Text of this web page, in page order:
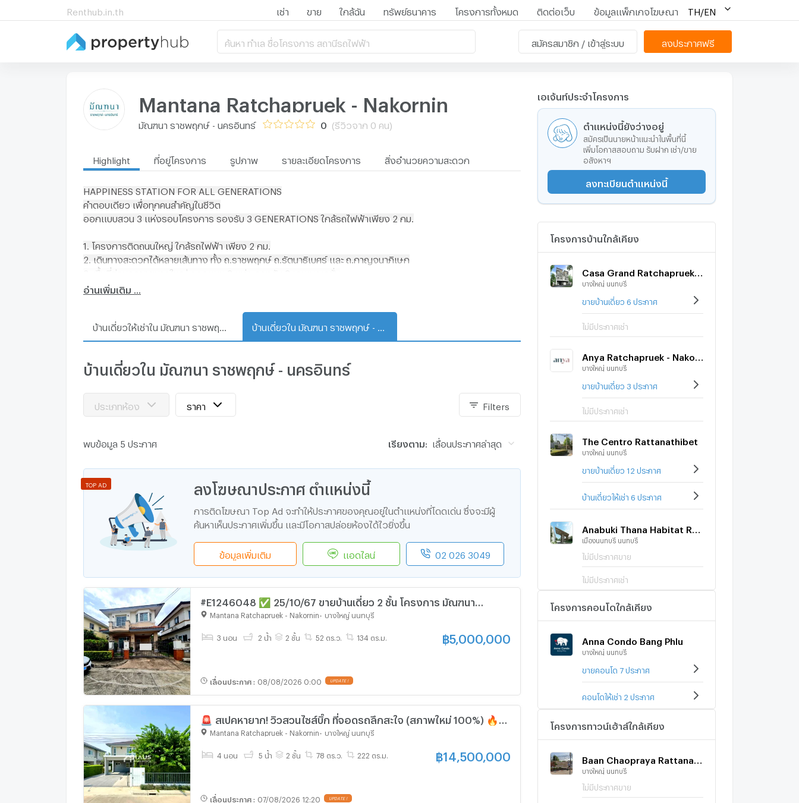
Renthub.in.th เช่า ขาย ใกล้ฉัน ทรัพย์ธนาคาร โครงการทั้งหมด ติดต่อเว็บ ข้อมูลแพ็กเกจโฆษณา TH/EN
ค้นหา ทำเล ชื่อโครงการ สถานีรถไฟฟ้า สมัครสมาชิก / เข้าสู่ระบบ ลงประกาศฟรี
Mantana Ratchapruek - Nakornin
มัณฑนา ราชพฤกษ์ - นครอินทร์ 0 (รีวิวจาก 0 คน)
Highlight ที่อยู่โครงการ รูปภาพ รายละเอียดโครงการ สิ่งอำนวยความสะดวก
HAPPINESS STATION FOR ALL GENERATIONS
คำตอบเดียว เพื่อทุกคนสำคัญในชีวิต
ออกแบบสวน 3 แห่งรอบโครงการ รองรับ 3 GENERATIONS ใกล้รถไฟฟ้าเพียง 2 กม.
1. โครงการติดถนนใหญ่ ใกล้รถไฟฟ้า เพียง 2 กม.
2. เดินทางสะดวกได้หลายเส้นทาง ทั้ง ถ.ราชพฤกษ์ ถ.รัตนาธิเบศร์ และ ถ.กาญจนาภิเษก
3. พื้นที่ส่วนกลางขนาดใหญ่ ออกแบบ 3 แห่ง รองรับ 3 เจนเนอเรชั่น
-The Blooming สวนซน : พื้นที่กิจกรรมผจญภัย เติมเต็มจินตนาการให้เจ้าตัวเล็ก-วัยซน
-The Calming สวนสุข : สวนเพื่อการผ่อนคลายนั่งเอกเขนกหรือออกกำลังกายเบาๆ สำหรับผู้สูงอายุ-วัยสุข
อ่านเพิ่มเติม ...
บ้านเดี่ยวใน มัณฑนา ราชพฤกษ์ - นครอินทร์
ประเภทห้อง ราคา Filters
พบข้อมูล 5 ประกาศ เรียงตาม: เลื่อนประกาศล่าสุด
ลงโฆษณาประกาศ ตำแหน่งนี้
การติดโฆษณา Top Ad จะทำให้ประกาศของคุณอยู่ในตำแหน่งที่โดดเด่น ซึ่งจะมีผู้
ค้นหาเห็นประกาศเพิ่มขึ้น และมีโอกาสปล่อยห้องได้ไวยิ่งขึ้น
ข้อมูลเพิ่มเติม แอดไลน์ 02 026 3049
TOP AD
#E1246048 ✅ 25/10/67 ขายบ้านเดี่ยว 2 ชั้น โครงการ มัณฑนา
ราชพฤกษ์ - นครอินทร์ (วงเวียนพระราม 5) 📲📢สอบถาม ld line
Mantana Ratchapruek - Nakornin บางใหญ่ นนทบุรี
3 นอน 2 น้ำ 2 ชั้น 52 ตร.ว. 134 ตร.ม. ฿5,000,000
เลื่อนประกาศ : 08/08/2026 0:00 UPDATE !
🚨 สเปคหายาก! วิวสวนไซส์บิ๊ก ที่จอดรถลึกสะใจ (สภาพใหม่ 100%) 🔥
ขายบ้านเดี่ยว มัณฑนา ราชพฤกษ์ - นครอินทร์ 🔥 / 4 ห้องนอน
Mantana Ratchapruek - Nakornin บางใหญ่ นนทบุรี
4 นอน 5 น้ำ 2 ชั้น 78 ตร.ว. 222 ตร.ม. ฿14,500,000
เลื่อนประกาศ : 07/08/2026 12:20 UPDATE !
เอเจ้นท์ประจำโครงการ
ตำแหน่งนี้ยังว่างอยู่
สมัครเป็นนายหน้าแนะนำในพื้นที่นี้
เพิ่มโอกาสสอบถาม รับฝาก เช่า/ขาย
อสังหาฯ
ลงทะเบียนตำแหน่งนี้
โครงการคอนโดใกล้เคียง
Anna Condo Bang Phlu
บางใหญ่ นนทบุรี
ขายคอนโด 7 ประกาศ
คอนโดให้เช่า 2 ประกาศ
โครงการบ้านใกล้เคียง
บางใหญ่ นนทบุรี
ขายบ้านเดี่ยว 6 ประกาศ
ไม่มีประกาศเช่า
บางใหญ่ นนทบุรี
ขายบ้านเดี่ยว 3 ประกาศ
ไม่มีประกาศเช่า
The Centro Rattanathibet
บางใหญ่ นนทบุรี
ขายบ้านเดี่ยว 12 ประกาศ
บ้านเดี่ยวให้เช่า 6 ประกาศ
เมืองนนทบุรี นนทบุรี
ไม่มีประกาศขาย
ไม่มีประกาศเช่า
โครงการทาวน์เฮ้าส์ใกล้เคียง
บางใหญ่ นนทบุรี
ไม่มีประกาศขาย